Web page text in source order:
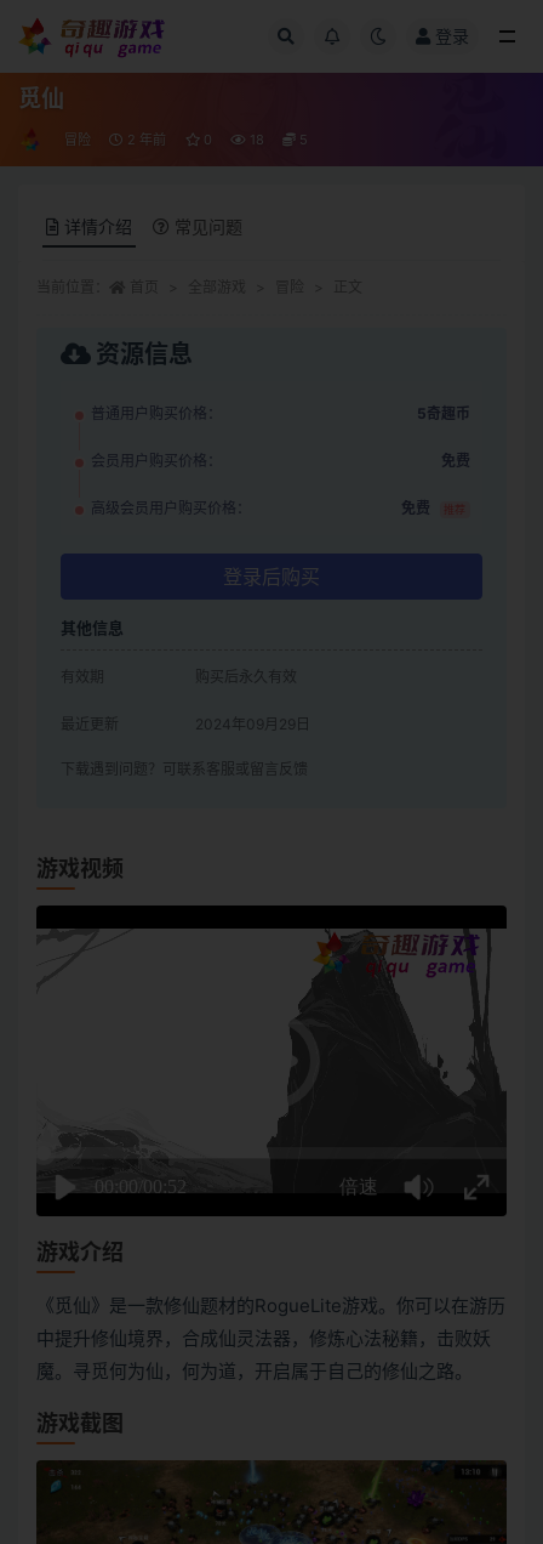
登录
觅仙
冒险 2 年前 0 18 5
详情介绍 常见问题
资源信息
普通用户购买价格： 5奇趣币
会员用户购买价格： 免费
高级会员用户购买价格： 免费 推荐
登录后购买
其他信息
有效期 购买后永久有效
最近更新 2024年09月29日
下载遇到问题？可联系客服或留言反馈
游戏视频
游戏介绍
《觅仙》是一款修仙题材的RogueLite游戏。你可以在游历
中提升修仙境界，合成仙灵法器，修炼心法秘籍，击败妖
魔。寻觅何为仙，何为道，开启属于自己的修仙之路。
游戏截图